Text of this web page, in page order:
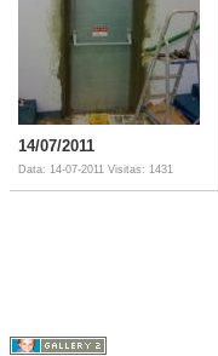
14/07/2011
Data: 14-07-2011 Visitas: 1431